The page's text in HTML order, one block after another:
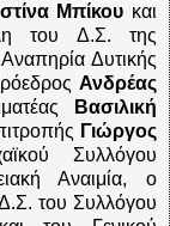
Μπίκου και
του Δ.Σ. της
Δυτικής
Ανδρέας
Βασιλική
Γιώργος
Συλλόγου
Αναιμία, ο
του Συλλόγου